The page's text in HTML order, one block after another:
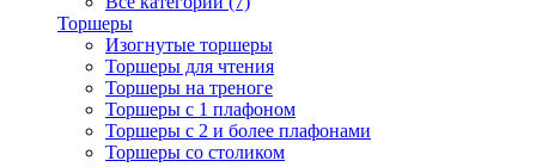
Торшеры
Изогнутые торшеры
Торшеры для чтения
Торшеры на треноге
Торшеры с 1 плафоном
Торшеры с 2 и более плафонами
Торшеры со столиком